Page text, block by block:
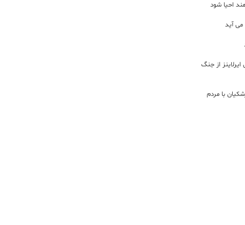
احیا شود
آید
ایرلاینز از جنگ
با مردم